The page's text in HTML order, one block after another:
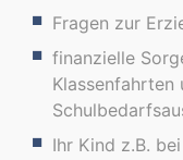
Fragen zur
finanzielle
Ihr Kind z.B.